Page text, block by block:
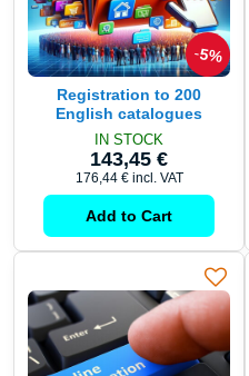
5%
Registration to 200
English catalogues
IN STOCK
143,45 €
176,44 € incl. VAT
Add to Cart